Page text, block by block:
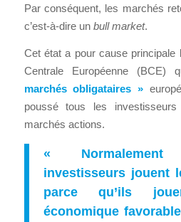
Par conséquent, les marchés
c’est-à-dire un bull market.
Cet état a pour cause principale
Centrale Européenne
marchés obligataires »
poussé tous les
marchés actions.
«
investisseurs jouent
parce qu’ils
économique